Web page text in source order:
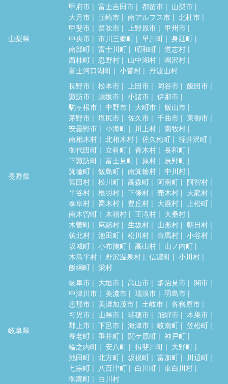
山梨県
甲府市 富士吉田市 都留市
山梨市
大月市
韮崎市 南アルプス市
北杜市
甲斐市
笛吹市 上野原市
甲州市
中央市
市川三郷町 早川町
身延町
南部町
富士川町 昭和町
道志村
西桂町
忍野村 山中湖村
鳴沢村
富士河口湖町
小菅村 丹波山村
長野県
長野市 松本市 上田市 岡谷市
飯田市
諏訪市
須坂市 小諸市
伊那市
駒ヶ根市
中野市 大町市
飯山市
茅野市
塩尻市 佐久市 千曲市
東御市
安曇野市
小海町 川上村
南牧村
南相木村
北相木村 佐久穂町
軽井沢町
御代田町
立科町 青木村
長和町
下諏訪町
富士見町 原村
辰野町
箕輪町
飯島町 南箕輪村
中川村
宮田村
松川町 高森町 阿南町
阿智村
平谷村
根羽村 下條村 売木村
天龍村
泰阜村
喬木村 豊丘村 大鹿村
上松町
南木曽町
木祖村 王滝村
大桑村
木曽町
麻績村 生坂村 山形村
朝日村
筑北村
池田町 松川村 白馬村
小谷村
坂城町
小布施町 高山村
山ノ内町
木島平村
野沢温泉村 信濃町
小川村
飯綱町
栄村
岐阜県
岐阜市 大垣市 高山市 多治見市
関市
中津川市
美濃市 瑞浪市
羽島市
恵那市
美濃加茂市 土岐市
各務原市
可児市
山県市 瑞穂市 飛騨市
本巣市
郡上市
下呂市 海津市 岐南町
笠松町
養老町
垂井町 関ケ原町
神戸町
輪之内町
安八町 揖斐川町
大野町
池田町
北方町 坂祝町 富加町
川辺町
七宗町
八百津町 白川町
東白川村
御嵩町
白川村